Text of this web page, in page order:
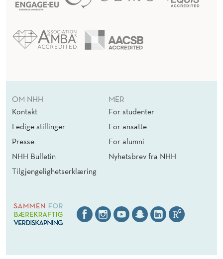
OM NHH
Kontakt
Ledige stillinger
Presse
NHH Bulletin
Tilgjengelighetserklæring
MER
For studenter
For ansatte
For alumni
Nyhetsbrev fra NHH